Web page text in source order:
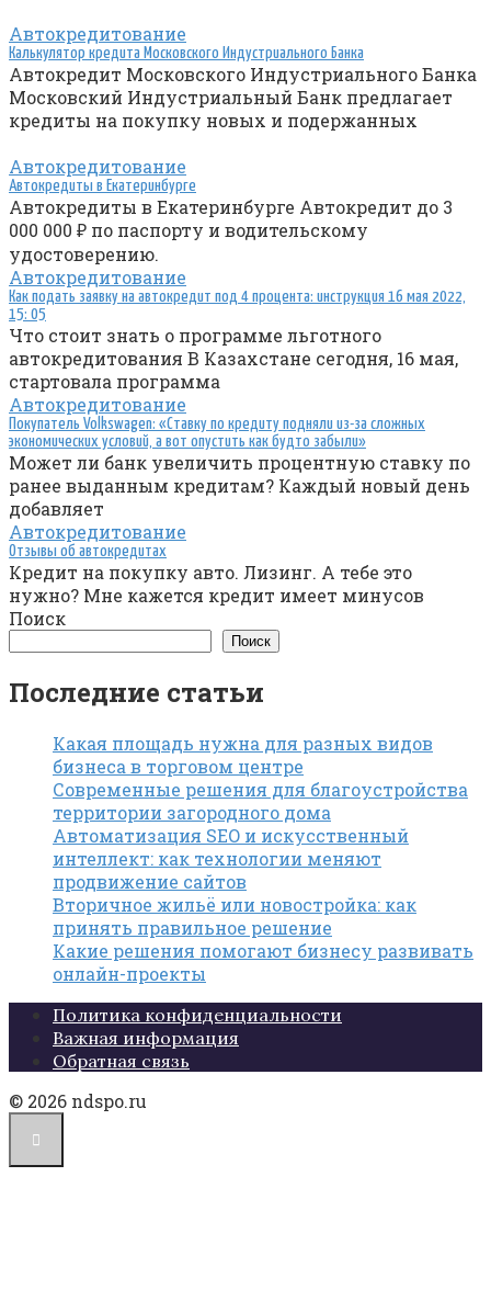
Автокредитование
Калькулятор кредита Московского Индустриального Банка
Автокредит Московского Индустриального Банка
Московский Индустриальный Банк предлагает
кредиты на покупку новых и подержанных
Автокредитование
Автокредиты в Екатеринбурге
Автокредиты в Екатеринбурге Автокредит до 3
000 000 ₽ по паспорту и водительскому
удостоверению.
Автокредитование
Как подать заявку на автокредит под 4 процента: инструкция 16 мая 2022,
15: 05
Что стоит знать о программе льготного
автокредитования В Казахстане сегодня, 16 мая,
стартовала программа
Автокредитование
Покупатель Volkswagen: «Ставку по кредиту подняли из-за сложных
экономических условий, а вот опустить как будто забыли»
Может ли банк увеличить процентную ставку по
ранее выданным кредитам? Каждый новый день
добавляет
Автокредитование
Отзывы об автокредитах
Кредит на покупку авто. Лизинг. А тебе это
нужно? Мне кажется кредит имеет минусов
Поиск
Поиск
Последние статьи
Какая площадь нужна для разных видов
бизнеса в торговом центре
Современные решения для благоустройства
территории загородного дома
Автоматизация SEO и искусственный
интеллект: как технологии меняют
продвижение сайтов
Вторичное жильё или новостройка: как
принять правильное решение
Какие решения помогают бизнесу развивать
онлайн-проекты
Политика конфиденциальности
Важная информация
Обратная связь
© 2026 ndspo.ru